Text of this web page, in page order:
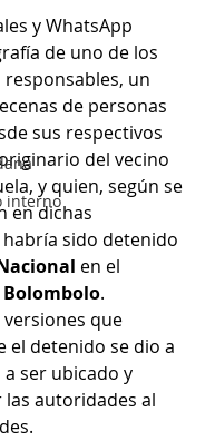
interno
y WhatsApp
de uno de los
un
de personas
sus respectivos
del vecino
y quien, según se
en dichas
sido detenido
en el
Bolombolo.
que
el detenido se dio a
a ser ubicado y
autoridades al